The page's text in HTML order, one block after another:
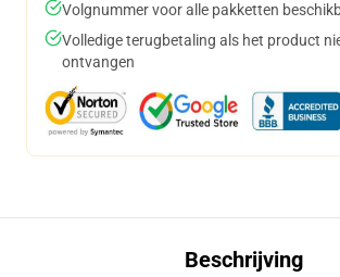
Volgnummer voor alle pakketten
Volledige terugbetaling als het product
ontvangen
Beschrijving